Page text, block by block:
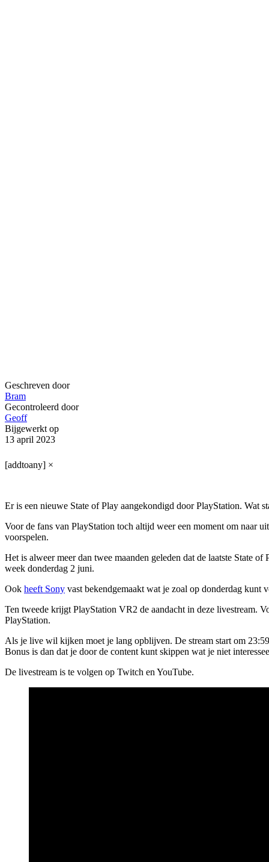
Geschreven door
Bram
Gecontroleerd door
Geoff
Bijgewerkt op
13 april 2023
[addtoany] ×
Er is een nieuwe State of Play aangekondigd door PlayStation. Wat
Voor de fans van PlayStation toch altijd weer een moment om naar
voorspelen.
Het is alweer meer dan twee maanden geleden dat de laatste State
week donderdag 2 juni.
Ook heeft Sony vast bekendgemaakt wat je zoal op donderdag kunt
Ten tweede krijgt PlayStation VR2 de aandacht in deze livestream.
PlayStation.
Als je live wil kijken moet je lang opblijven. De stream start om
Bonus is dan dat je door de content kunt skippen wat je niet
De livestream is te volgen op Twitch en YouTube.